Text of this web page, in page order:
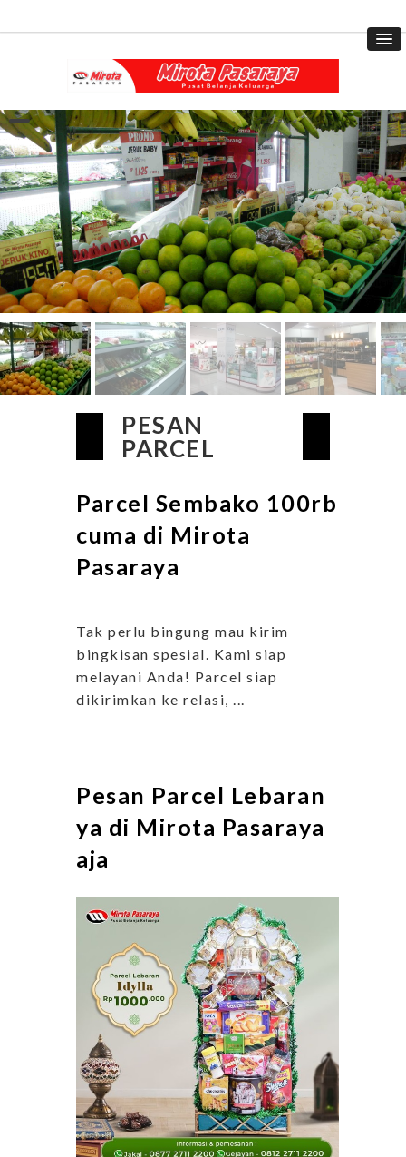
PESAN
PARCEL
Parcel Sembako 100rb
cuma di Mirota
Pasaraya
Tak perlu bingung mau kirim
bingkisan spesial. Kami siap
melayani Anda! Parcel siap
dikirimkan ke relasi, ...
Pesan Parcel Lebaran
ya di Mirota Pasaraya
aja